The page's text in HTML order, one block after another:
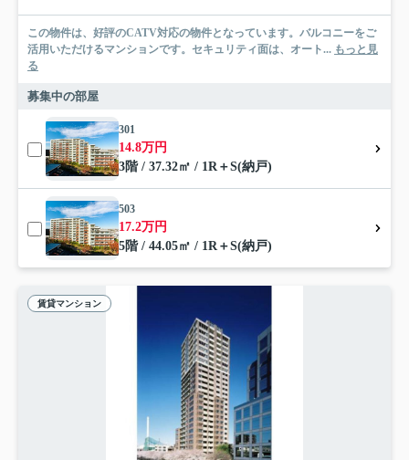
この物件は、好評のCATV対応の物件となっています。バルコニーをご
活用いただけるマンションです。セキュリティ面は、オート... もっと見
る
募集中の部屋
301
14.8万円
3階 / 37.32㎡ / 1R＋S(納戸)
503
17.2万円
5階 / 44.05㎡ / 1R＋S(納戸)
賃貸マンション